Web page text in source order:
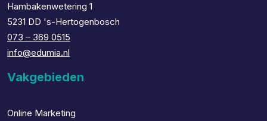
Hambakenwetering 1
5231 DD 's-Hertogenbosch
073 – 369 0515
info@edumia.nl
Vakgebieden
Online Marketing